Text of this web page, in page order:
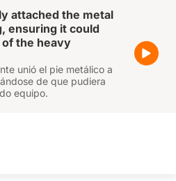
attached the metal
ensuring it could
the heavy
unió el pie metálico a
de que pudiera
equipo.